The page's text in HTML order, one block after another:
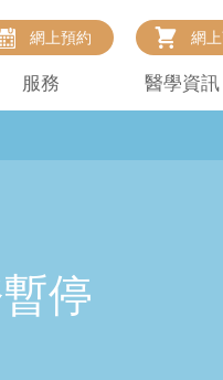
網
網上預約
服務 醫學資訊
停